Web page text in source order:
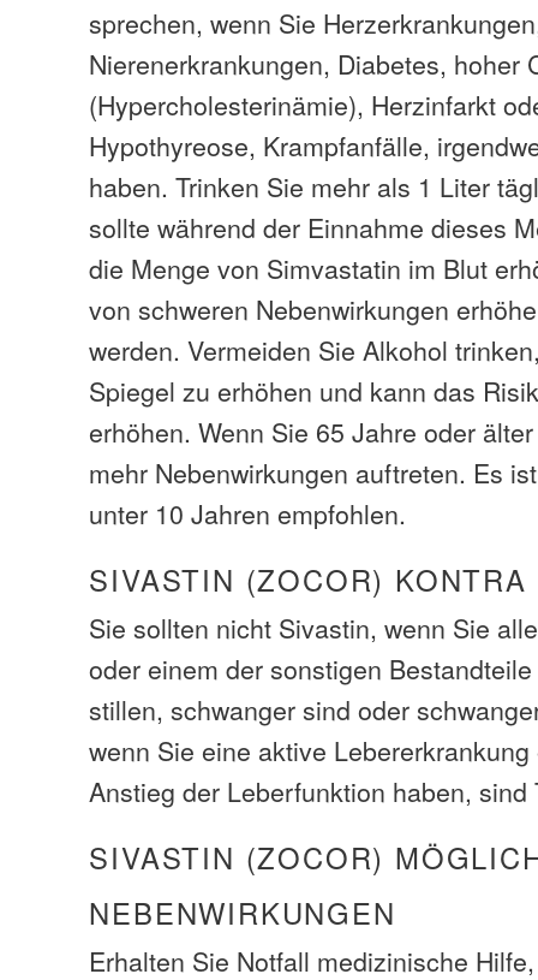
sprechen, wenn Sie
Nierenerkrankungen, Diabetes, hoher
(Hypercholesterinämie), Herzinfarkt
Hypothyreose, Krampfanfälle,
haben. Trinken Sie mehr als 1 Liter
sollte während der Einnahme dieses
die Menge von Simvastatin im Blut
von schweren Nebenwirkungen
werden. Vermeiden Sie Alkohol
Spiegel zu erhöhen und kann das
erhöhen. Wenn Sie 65 Jahre oder
mehr Nebenwirkungen auftreten. Es
unter 10 Jahren empfohlen.
SIVASTIN (ZOCOR) KONTRA
Sie sollten nicht Sivastin, wenn Sie
oder einem der sonstigen
stillen, schwanger sind oder
wenn Sie eine aktive
Anstieg der Leberfunktion haben, sind
SIVASTIN (ZOCOR)
NEBENWIRKUNGEN
Erhalten Sie Notfall medizinische